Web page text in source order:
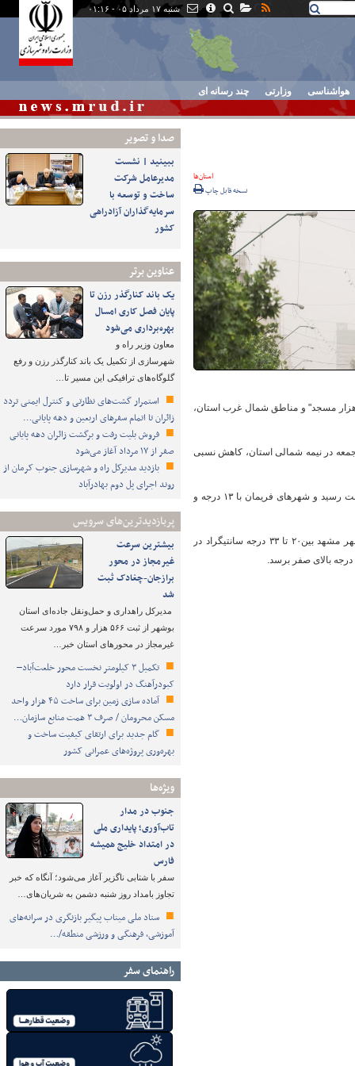
شنبه ۱۷ مرداد ۰۵ - ۰۱:۱۶
هواشناسی وزارتی چند رسانه ای
صدا و تصوير
ببینید | نشست
مدیرعامل شرکت
ساخت و توسعه با
سرمایه‌گذاران آزادراهی
کشور
عناوین برتر
یک باند کنارگذر رزن تا
پایان فصل کاری امسال
بهره‌برداری می‌شود
معاون وزیر راه و
شهرسازی از تکمیل یک باند کنارگذر رزن و رفع
گلوگاه‌های ترافیکی این مسیر تا…
استمرار گشت‌های نظارتی و کنترل ایمنی تردد
زائران تا اتمام سفرهای اربعین و دهه پایانی…
فروش بلیت رفت و برگشت زائران دهه پایانی
صفر از ۱۷ مرداد آغاز می‌شود
بازدید مدیرکل راه و شهرسازی جنوب کرمان از
روند اجرای پل دوم بهادرآباد
پربازدیدترین‌های سرویس
بیشترین سرعت
غیرمجاز در محور
برازجان-چغادک ثبت
شد
مدیرکل راهداری و حمل‌ونقل جاده‌ای استان
بوشهر از ثبت ۵۶۶ هزار و ۷۹۸ مورد سرعت
غیرمجاز در محورهای استان خبر…
تکمیل ۳ کیلومتر نخست محور خلعت‌آباد–
کبودرآهنگ در اولویت قرار دارد
آماده سازی زمین برای ساخت ۴۵ هزار واحد
مسکن محرومان / صرف ۳ همت منابع سازمان…
گام جدید برای ارتقای کیفیت ساخت و
بهره‌وری پروژه‌های عمرانی کشور
ویژه‌ها
جنوب در مدار
تاب‌آوری؛ پایداری ملی
در امتداد خلیج همیشه
فارس
سفر با شتابی ناگزیر آغاز می‌شود؛ آنگاه که خبر
تجاوز بامداد روز شنبه دشمن به شریان‌های…
ستاد ملی میناب پیگیر بازنگری در سرانه‌های
آموزشی، فرهنگی و ورزشی منطقه/…
راهنمای سفر
استان‌ها
نسخه قابل چاپ
"هزار مسجد" و مناطق شمال‌ غرب استان،
در نیمه شمالی استان، کاهش نسبی
فاروقی افزود: در شبانه روز گذشته بیشترین سرعت وزش باد با ۵۸ کیلومتر در ساعت در داورزن به ثبت رسید و شهرهای فریمان با ۱۳ درجه و
کارشناس مرکز پیش‌بینی اداره کل هواشناسی خراسان رضوی اظهار کرد: در این مدت دمای هوای شهر مشهد بین۲۰ تا ۳۳ درجه سانتیگراد در